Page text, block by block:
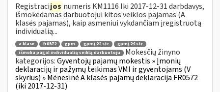
Registracijos numeris KM1116 Iki 2017-12-31 darbdavys,
išmokėdamas darbuotojui kitos veiklos pajamas (A
klasės pajamas), kaip asmeniui vykdančiam įregistruotą
individualią...
a klasė fr0572 gpm gpmį 22 str
gpmį 24 str
išmoka pagal individualią veiklą darbuotoju
Mokesčių žinyno
kategorijos:Gyventojų pajamų mokestis » Įmonių
deklaracijų ir pažymų teikimas VMI ir gyventojams (V
skyrius) » Mėnesinė A klasės pajamų deklaracija FR0572
(iki 2017-12-31)